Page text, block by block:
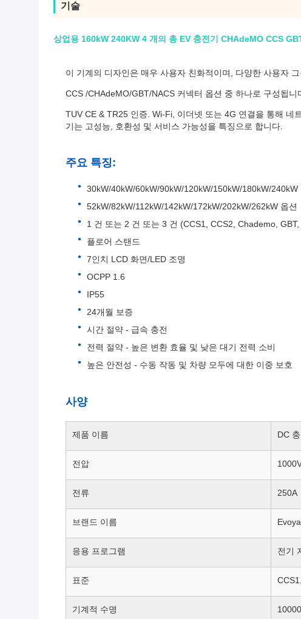
기술
상업용 160kW 240KW 4 개의 총 EV 충전기 CHAdeMO CCS
이 기계의 디자인은 매우 사용자 친화적이며, 다양한 사용자
CCS /CHAdeMO/GBT/NACS 커넥터 옵션 중 하나로 구성됩니
TUV CE & TR25 인증. Wi-Fi, 이더넷 또는 4G 연결을 통해 네
기는 고성능, 호환성 및 서비스 가능성을 특징으로 합니다.
주요 특징:
30kW/40kW/60kW/90kW/120kW/150kW/180kW/240kW
52kW/82kW/112kW/142kW/172kW/202kW/262kW 옵션
1 건 또는 2 건 또는 3 건 (CCS1, CCS2, Chademo, GBT,
플로어 스탠드
7인치 LCD 화면/LED 조명
OCPP 1.6
IP55
24개월 보증
시간 절약 - 급속 충전
전력 절약 - 높은 변환 효율 및 낮은 대기 전력 소비
높은 안전성 - 수동 작동 및 차량 모두에 대한 이중 보호
사양
제품 이름 DC
전압
전류 250A
브랜드 이름
응용 프로그램 전기
표준
기계적 수명